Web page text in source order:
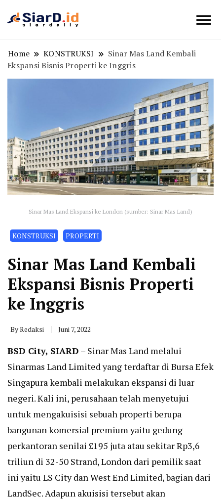
Home KONSTRUKSI
Sinar Mas Land Kembali
Ekspansi Bisnis Properti ke Inggris
Sinar Mas Land Ekspansi ke London (sumber: Sinar Mas Land)
KONSTRUKSI PROPERTI
Sinar Mas Land Kembali
Ekspansi Bisnis Properti
ke Inggris
ByRedaksi Juni 7, 2022
BSD City, SIARD – Sinar Mas Land melalui
Sinarmas Land Limited yang terdaftar di Bursa Efek
Singapura kembali melakukan ekspansi di luar
negeri. Kali ini, perusahaan telah menyetujui
untuk mengakuisisi sebuah properti berupa
bangunan komersial premium yaitu gedung
perkantoran senilai £195 juta atau sekitar Rp3,6
triliun di 32-50 Strand, London dari pemilik saat
ini yaitu LS City dan West End Limited, bagian dari
LandSec. Adapun akuisisi tersebut akan